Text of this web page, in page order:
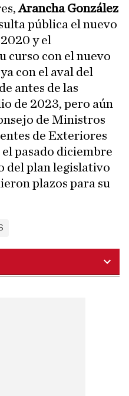
Arancha González
pública el nuevo
y el
curso con el nuevo
con el aval del
antes de las
de 2023, pero aún
de Ministros
de Exteriores
pasado diciembre
del plan legislativo
plazos para su